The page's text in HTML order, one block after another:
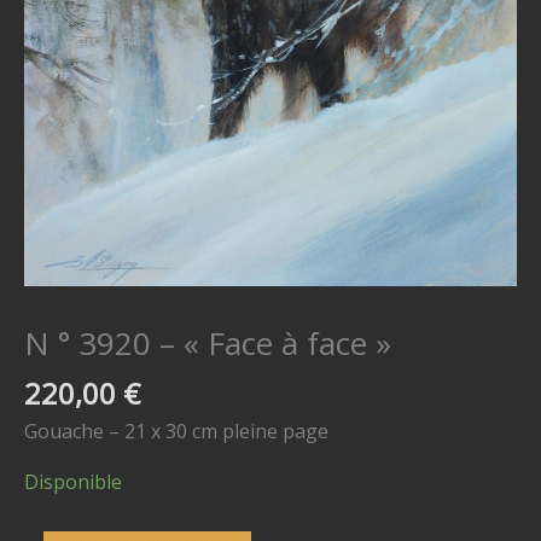
N ° 3920 – « Face à face »
220,00 €
Gouache – 21 x 30 cm pleine page
Disponible